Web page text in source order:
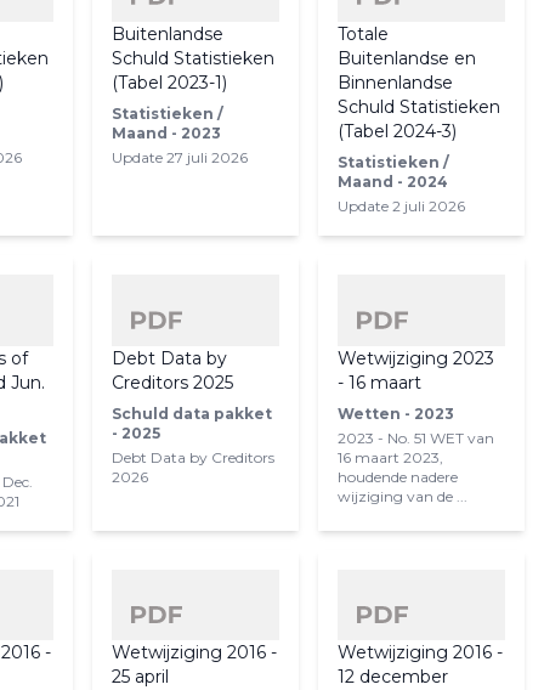
Buitenlandse
Schuld Statistieken
(Tabel 2023-1)
Statistieken /
Maand - 2023
Update 27 juli 2026
Totale
Buitenlandse en
Binnenlandse
Schuld Statistieken
(Tabel 2024-3)
Statistieken /
Maand - 2024
Update 2 juli 2026
of
Jun.
Debt Data by
Creditors 2025
Schuld data pakket
- 2025
Debt Data by Creditors
2026
Wetwijziging 2023
- 16 maart
Wetten - 2023
2023 - No. 51 WET van
16 maart 2023,
houdende nadere
wijziging van de ...
-
Wetwijziging 2016 -
25 april
Wetwijziging 2016 -
12 december